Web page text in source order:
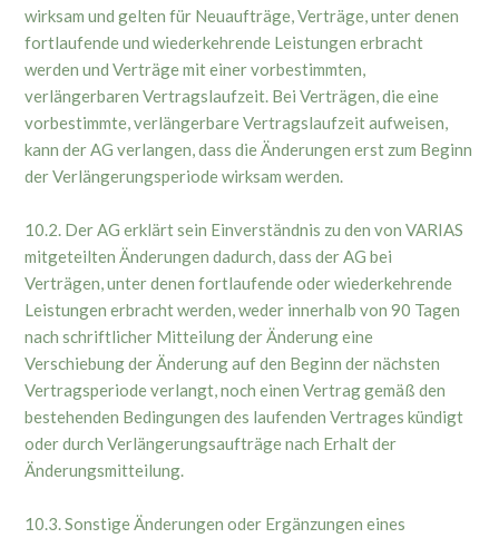
wirksam und gelten für Neuaufträge, Verträge, unter denen
fortlaufende und wiederkehrende Leistungen erbracht
werden und Verträge mit einer vorbestimmten,
verlängerbaren Vertragslaufzeit. Bei Verträgen, die eine
vorbestimmte, verlängerbare Vertragslaufzeit aufweisen,
kann der AG verlangen, dass die Änderungen erst zum Beginn
der Verlängerungsperiode wirksam werden.
10.2. Der AG erklärt sein Einverständnis zu den von VARIAS
mitgeteilten Änderungen dadurch, dass der AG bei
Verträgen, unter denen fortlaufende oder wiederkehrende
Leistungen erbracht werden, weder innerhalb von 90 Tagen
nach schriftlicher Mitteilung der Änderung eine
Verschiebung der Änderung auf den Beginn der nächsten
Vertragsperiode verlangt, noch einen Vertrag gemäß den
bestehenden Bedingungen des laufenden Vertrages kündigt
oder durch Verlängerungsaufträge nach Erhalt der
Änderungsmitteilung.
10.3. Sonstige Änderungen oder Ergänzungen eines